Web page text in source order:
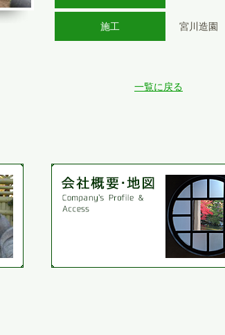
施工 宮川造園
一覧に戻る